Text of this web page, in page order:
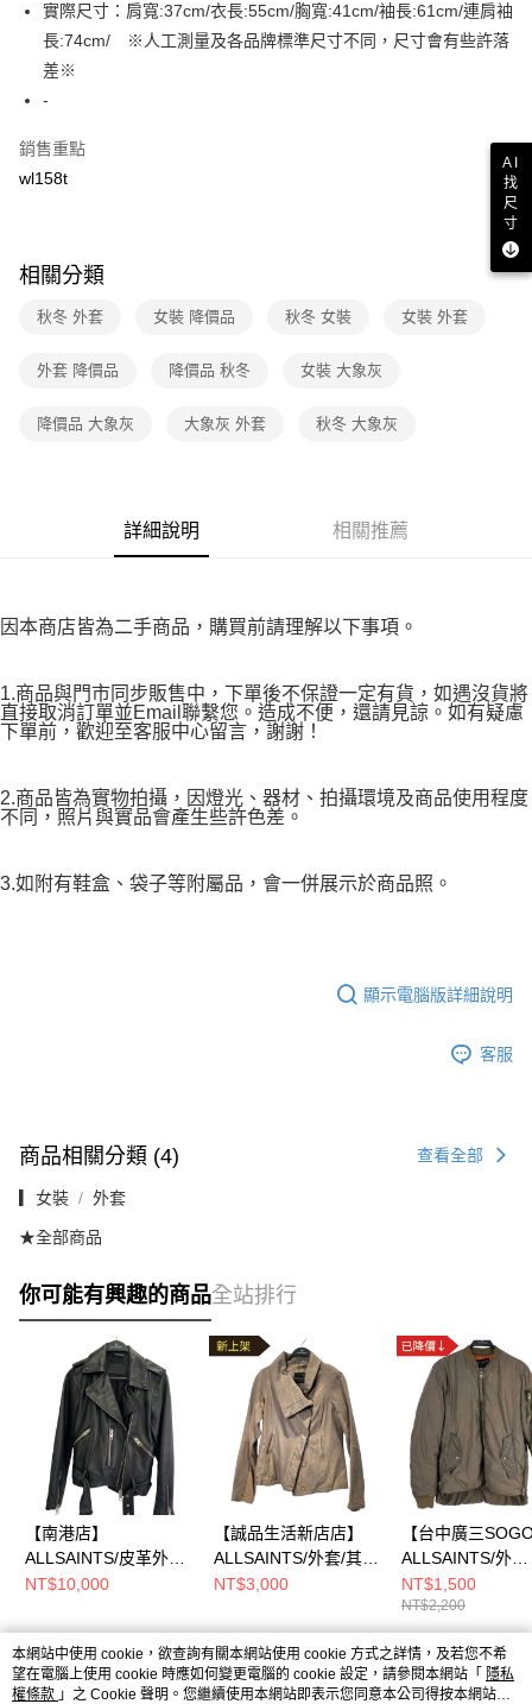
【「AFTEE先享後付」結帳流程】
１．於結帳方式選擇「AFTEE先享後付」後，將跳轉至「AFTEE先享後付」
結帳頁面，進行簡訊認證並確認金額後，即可完成結帳。
ATM／網路銀行／等多元方式進行付款，方視為交易完成。
※ 請注意：結帳手續完成當下不需立刻繳費，但若您需要取消訂單，請聯絡
購買商品的店家。未經商家同意取消之訂單仍視為有效，需透過AFTEE先享
客戶支援中心」
【注意事項】
１．透過由恩沛科技股份有限公司提供之「AFTEE先享後付」服務完成之交
權轉讓予恩沛科技股份有限公司。
https://aftee.tw/terms/#terms3
３．未成年的使用者請事先徵得法定代理人或監護人之同意方可使用
時審查核予不同之上限額度；若仍有額度不足之情形，本公司將視審查結果
請求用戶進行身份認證。
免運費
7-11取貨付款
付款後7-11取貨
免運費
實際尺寸：肩寬:37cm/衣長:55cm/胸寬:41cm/袖長:61cm/連肩袖
長:74cm/ ※人工測量及各品牌標準尺寸不同，尺寸會有些許落
差※
-
銷售重點
wl158t
相關分類
秋冬 外套 女裝 降價品 秋冬 女裝 女裝 外套
外套 降價品 降價品 秋冬 女裝 大象灰
降價品 大象灰 大象灰 外套 秋冬 大象灰
詳細說明 相關推薦
因本商店皆為二手商品，購買前請理解以下事項。
1.商品與門市同步販售中，下單後不保證一定有貨，如遇沒貨將
直接取消訂單並Email聯繫您。造成不便，還請見諒。如有疑慮
下單前，歡迎至客服中心留言，謝謝！
2.商品皆為實物拍攝，因燈光、器材、拍攝環境及商品使用程度
不同，照片與實品會產生些許色差。
3.如附有鞋盒、袋子等附屬品，會一併展示於商品照。
顯示電腦版詳細說明
客服
商品相關分類 (4) 查看全部
▎女裝 外套
★全部商品
你可能有興趣的商品全站排行
【南港店】
ALLSAINTS/皮革外套/
其他/
NT$10,000
【誠品生活新店店】
ALLSAINTS/外套/其
他/
NT$3,000
【台中廣三
ALLSAINTS/外
套/S/as-6545
NT$1,500
NT$2,200
熱門標籤
本網站中使用 cookie，欲查詢有關本網站使用 cookie 方式之詳情，及若您不希
望在電腦上使用 cookie 時應如何變更電腦的 cookie 設定，請參閱本網站「 隱私
權條款 」之 Cookie 聲明。您繼續使用本網站即表示您同意本公司得按本網站使
AI
找
尺
寸